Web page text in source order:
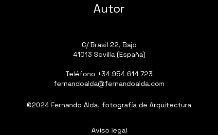
Autor
C/ Brasil 22, Bajo
41013 Sevilla (España)
Teléfono +34 954 614 723
fernandoalda@fernandoalda.com
©2024 Fernando Alda, fotografía de Arquitectura
Aviso legal